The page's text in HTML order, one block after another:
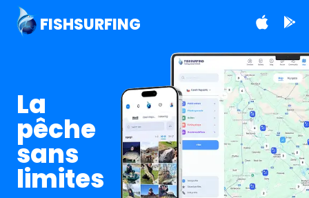
FISHSURFING
La
pêche
sans
limites